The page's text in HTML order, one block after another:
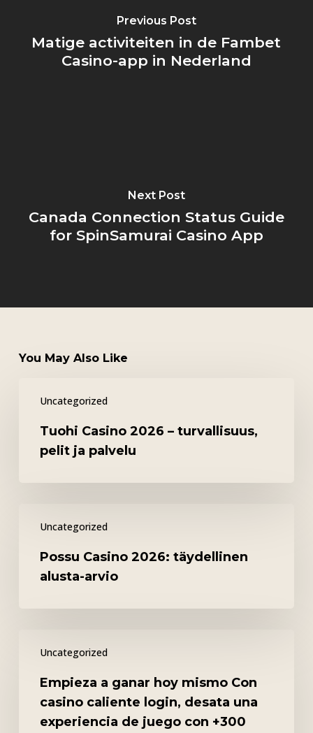
Previous Post
Matige activiteiten in de Fambet
Casino-app in Nederland
Next Post
Canada Connection Status Guide
for SpinSamurai Casino App
You May Also Like
Uncategorized
Casino
turvallisuus,
Tuohi Casino 2026 – turvallisuus,
pelit ja palvelu
Uncategorized
Casino
alusta-
Possu Casino 2026: täydellinen
alusta-arvio
Uncategorized
mismo
Empieza a ganar hoy mismo Con
casino caliente login, desata una
experiencia de juego con +300